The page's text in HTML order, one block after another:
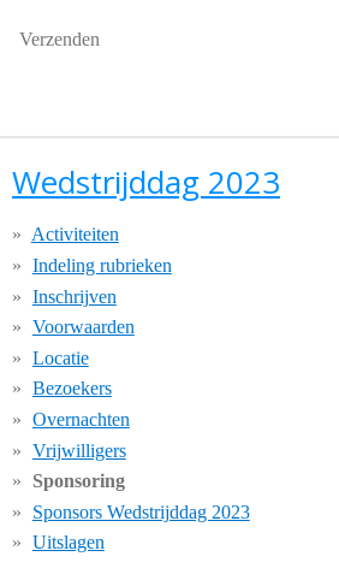
Verzenden
Wedstrijddag 2023
Activiteiten
Indeling rubrieken
Inschrijven
Voorwaarden
Locatie
Bezoekers
Overnachten
Vrijwilligers
Sponsoring
Sponsors Wedstrijddag 2023
Uitslagen